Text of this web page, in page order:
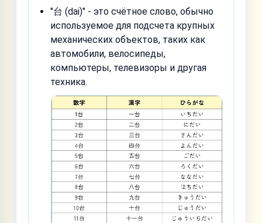
"台 (dai)" - это счётное слово, обычно
используемое для подсчета крупных
механических объектов, таких как
автомобили, велосипеды,
компьютеры, телевизоры и другая
техника.